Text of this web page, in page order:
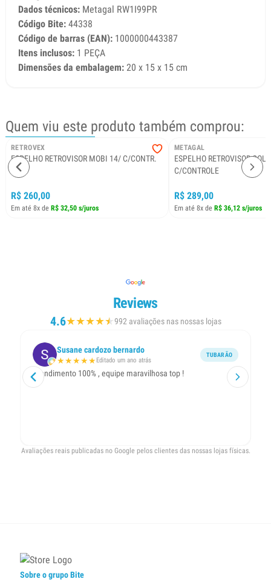
Dados técnicos: Metagal RW1I99PR
Código Bite: 44338
Código de barras (EAN): 1000000443387
Itens inclusos: 1 PEÇA
Dimensões da embalagem: 20 x 15 x 15 cm
Quem viu este produto também comprou:
RETROVEX
ESPELHO RETROVISOR MOBI 14/ C/CONTR.
LD
R$ 260,00
Em até 8x de R$ 32,50 s/juros
METAGAL
ESPELHO RETROVISOR
C/CONTROLE
R$ 289,00
Em até 8x de R$ 36,12 s/juros
Reviews
4.6★★★★★
★992 avaliações nas nossas lojas
Susane cardozo bernardo
★★★★★Editado um ano atrás
TUBARÃO
Atendimento 100% , equipe maravilhosa top !
Avaliações reais publicadas no Google pelos clientes das nossas lojas físicas.
Sobre o grupo Bite